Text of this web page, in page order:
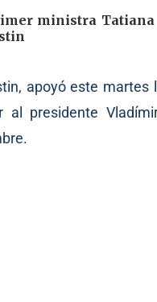
ministra
apoyó este
al presidente